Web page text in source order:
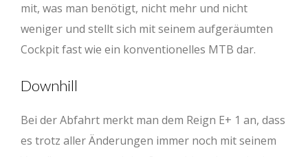
mit, was man benötigt, nicht mehr und nicht
weniger und stellt sich mit seinem aufgeräumten
Cockpit fast wie ein konventionelles MTB dar.
Downhill
Bei der Abfahrt merkt man dem Reign E+ 1 an, dass
es trotz aller Änderungen immer noch mit seinem